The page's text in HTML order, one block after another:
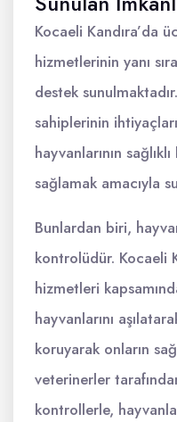
Kocaeli Kandıra’da
hizmetlerinin yanı
destek
sahiplerinin
hayvanlarının
sağlamak amacıyla
Bunlardan biri,
kontrolüdür. Kocaeli
hizmetleri
hayvanlarını
koruyarak onların
veterinerler
kontrollerle,